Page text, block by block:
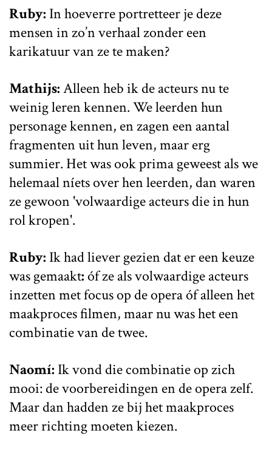
Ruby: In hoeverre portretteer je deze
mensen in zo’n verhaal zonder een
karikatuur van ze te maken?
Mathijs:Alleen heb ik de acteurs nu te
weinig leren kennen. We leerden hun
personage kennen, en zagen een aantal
fragmenten uit hun leven, maar erg
summier. Het was ook prima geweest als we
helemaal níets over hen leerden, dan waren
ze gewoon 'volwaardige acteurs die in hun
rol kropen'.
Ruby: Ik had liever gezien dat er een keuze
was gemaakt: óf ze als volwaardige acteurs
inzetten met focus op de opera óf alleen het
maakproces filmen, maar nu was het een
combinatie van de twee.
Naomí: Ik vond die combinatie op zich
mooi: de voorbereidingen en de opera zelf.
Maar dan hadden ze bij het maakproces
meer richting moeten kiezen.